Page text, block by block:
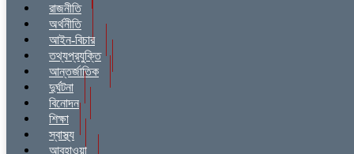
রাজনীতি
অর্থনীতি
আইন-বিচার
তথ্যপ্রযুক্তি
আন্তর্জাতিক
দুর্ঘটনা
বিনোদন
শিক্ষা
স্বাস্থ্য
আবহাওয়া